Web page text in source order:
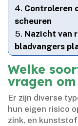
Controleren
scheuren
Nazicht van
bladvangers
Welke
vragen
Er zijn diverse
hun eigen risico
zink, en